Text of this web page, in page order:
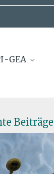
GEA
Mitarbeiter
Beiträge